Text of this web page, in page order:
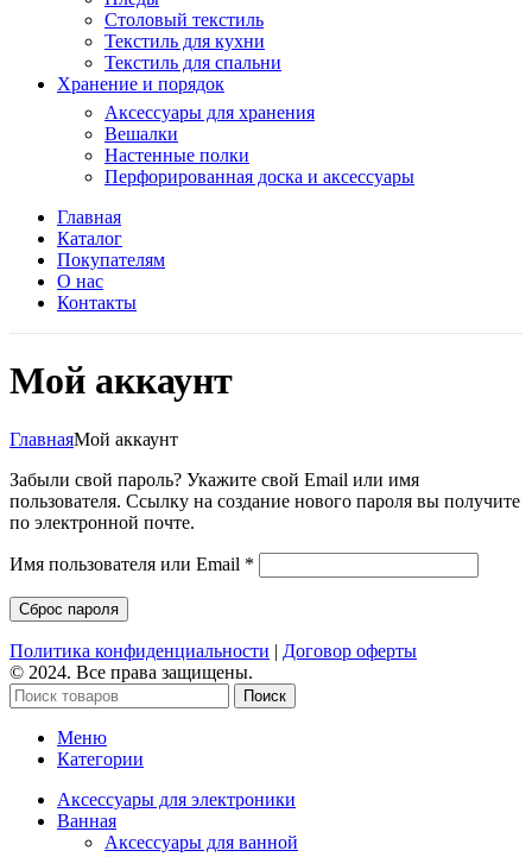
Столовый текстиль
Текстиль для кухни
Текстиль для спальни
Хранение и порядок
Аксессуары для хранения
Вешалки
Настенные полки
Перфорированная доска и аксессуары
Главная
Каталог
Покупателям
О нас
Контакты
Мой аккаунт
ГлавнаяМой аккаунт
Забыли свой пароль? Укажите свой Email или имя
пользователя. Ссылку на создание нового пароля вы получите
по электронной почте.
Имя пользователя или Email *
Сброс пароля
Политика конфиденциальности | Договор оферты
© 2024. Все права защищены.
Поиск
Меню
Категории
Аксессуары для электроники
Ванная
Аксессуары для ванной